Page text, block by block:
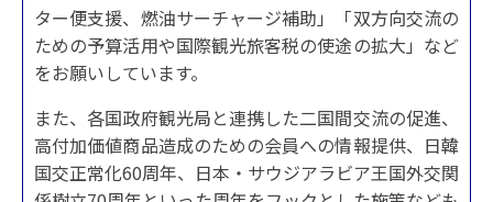
ター便支援、燃油サーチャージ補助」「双方向交流の
ための予算活用や国際観光旅客税の使途の拡大」など
をお願いしています。
また、各国政府観光局と連携した二国間交流の促進、
高付加価値商品造成のための会員への情報提供、日韓
国交正常化60周年、日本・サウジアラビア王国外交関